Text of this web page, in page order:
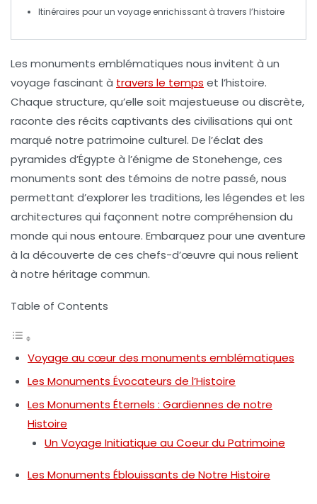
Itinéraires pour un voyage enrichissant à travers l’histoire
Les monuments emblématiques nous invitent à un
voyage fascinant à travers le temps et l’histoire.
Chaque structure, qu’elle soit majestueuse ou discrète,
raconte des récits captivants des civilisations qui ont
marqué notre patrimoine culturel. De l’éclat des
pyramides d’Égypte à l’énigme de Stonehenge, ces
monuments sont des témoins de notre passé, nous
permettant d’explorer les traditions, les légendes et les
architectures qui façonnent notre compréhension du
monde qui nous entoure. Embarquez pour une aventure
à la découverte de ces chefs-d’œuvre qui nous relient
à notre héritage commun.
Table of Contents
Voyage au cœur des monuments emblématiques
Les Monuments Évocateurs de l’Histoire
Les Monuments Éternels : Gardiennes de notre
Histoire
Un Voyage Initiatique au Coeur du Patrimoine
Les Monuments Éblouissants de Notre Histoire